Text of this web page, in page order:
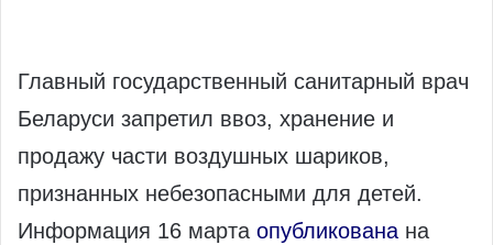
Главный государственный санитарный врач
Беларуси запретил ввоз, хранение и
продажу части воздушных шариков,
признанных небезопасными для детей.
Информация 16 марта опубликована на